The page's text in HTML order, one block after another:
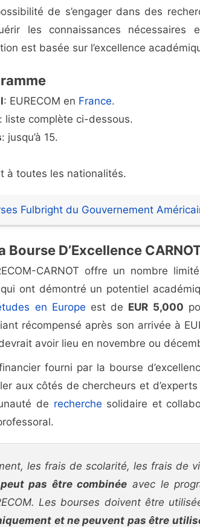
de s’engager dans des
les connaissances
est basée sur l’excellence
: EURECOM en France.
: liste complète ci-dessous.
: jusqu’à 15.
à toutes les nationalités.
Fulbright du Gouvernement
D’Excellence
CARNOT offre un nombre
ont démontré un potentiel
en Europe est de EUR 5,000
récompensé après son arrivée à
avoir lieu en novembre ou
fourni par la bourse
aux côtés de chercheurs et
de recherche solidaire et
les frais de scolarité, les frais de
pas être combinée avec le
Les bourses doivent être
et ne peuvent pas être